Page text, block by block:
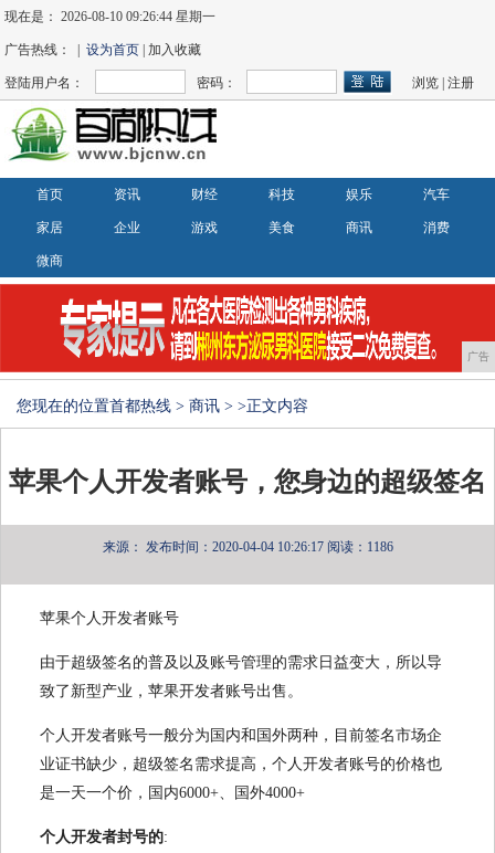
现在是：2026-08-10 09:26:45 星期一
广告热线： |设为首页 | 加入收藏
登陆用户名： 密码： 浏览 |注册
首页 资讯 财经 科技 娱乐 汽车
家居 企业 游戏 美食 商讯 消费
微商
广告
您现在的位置首都热线 > 商讯 > >正文内容
苹果个人开发者账号，您身边的超级签名
来源： 发布时间：2020-04-04 10:26:17 阅读：1186
苹果个人开发者账号
由于超级签名的普及以及账号管理的需求日益变大，所以导
致了新型产业，苹果开发者账号出售。
个人开发者账号一般分为国内和国外两种，目前签名市场企
业证书缺少，超级签名需求提高，个人开发者账号的价格也
是一天一个价，国内6000+、国外4000+
个人开发者封号的: